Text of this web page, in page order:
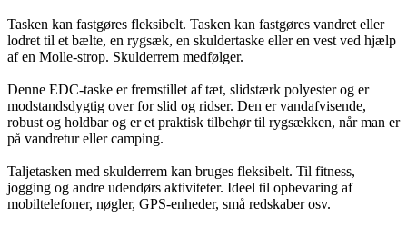
Tasken kan fastgøres fleksibelt. Tasken kan fastgøres vandret eller
lodret til et bælte, en rygsæk, en skuldertaske eller en vest ved hjælp
af en Molle-strop. Skulderrem medfølger.
Denne EDC-taske er fremstillet af tæt, slidstærk polyester og er
modstandsdygtig over for slid og ridser. Den er vandafvisende,
robust og holdbar og er et praktisk tilbehør til rygsækken, når man er
på vandretur eller camping.
Taljetasken med skulderrem kan bruges fleksibelt. Til fitness,
jogging og andre udendørs aktiviteter. Ideel til opbevaring af
mobiltelefoner, nøgler, GPS-enheder, små redskaber osv.